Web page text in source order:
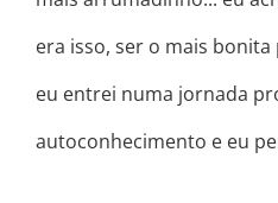
era isso, ser o mais bonita
eu entrei numa jornada
autoconhecimento e eu